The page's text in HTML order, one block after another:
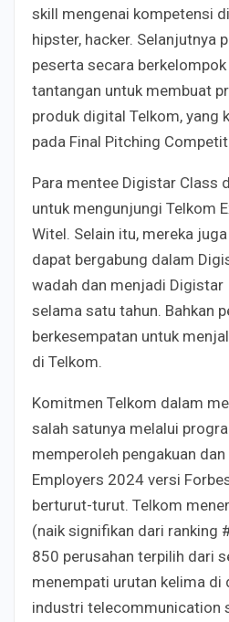
skill mengenai kompetensi
hipster, hacker. Selanjutnya
peserta secara
tantangan untuk membuat
produk digital Telkom, yang
pada Final Pitching
Para mentee Digistar Class
untuk mengunjungi Telkom
Witel. Selain itu, mereka
dapat bergabung dalam
wadah dan menjadi Digistar
selama satu tahun. Bahkan
berkesempatan untuk
di Telkom.
Komitmen Telkom dalam
salah satunya melalui
memperoleh pengakuan
Employers 2024 versi
berturut-turut. Telkom
(naik signifikan dari ranking
850 perusahan terpilih dari
menempati urutan kelima di
industri telecommunication